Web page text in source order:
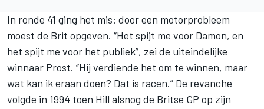
In ronde 41 ging het mis: door een motorprobleem
moest de Brit opgeven. “Het spijt me voor Damon, en
het spijt me voor het publiek”, zei de uiteindelijke
winnaar Prost. “Hij verdiende het om te winnen, maar
wat kan ik eraan doen? Dat is racen.” De revanche
volgde in 1994 toen Hill alsnog de Britse GP op zijn